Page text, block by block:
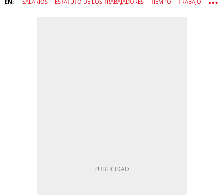
SALARIOS ESTATUTO DE LOS TRABAJADORES TIEMPO TRABAJO